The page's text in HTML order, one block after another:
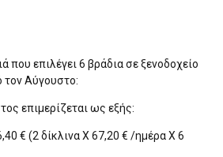
που επιλέγει 6 βράδια σε ξενοδοχείο
Αύγουστο:
επιμερίζεται ως εξής:
€ (2 δίκλινα Χ 67,20 € /ημέρα Χ 6